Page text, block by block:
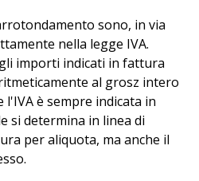
sono, in via
nella legge IVA.
importi indicati in fattura
al grosz intero
l'IVA è sempre indicata in
si determina in linea di
per aliquota, ma anche il